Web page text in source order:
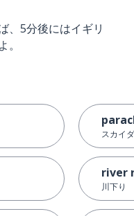
、5分後にはイギリ
スカイ
river
川下り